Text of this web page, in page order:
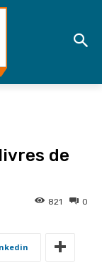
de
0
821